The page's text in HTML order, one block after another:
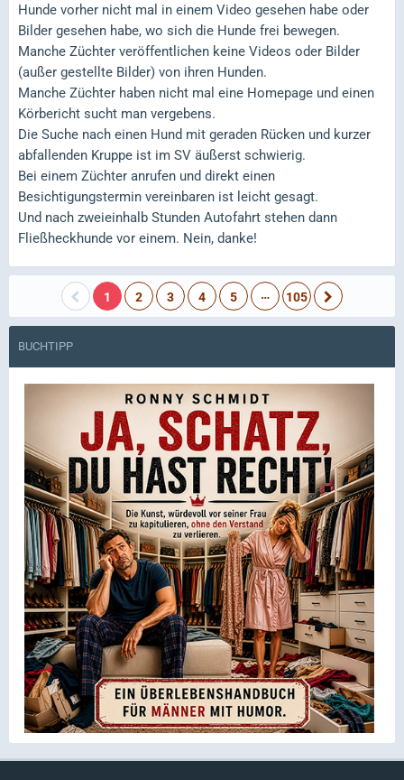
Hunde vorher nicht mal in einem Video gesehen habe oder
Bilder gesehen habe, wo sich die Hunde frei bewegen.
Manche Züchter veröffentlichen keine Videos oder Bilder
(außer gestellte Bilder) von ihren Hunden.
Manche Züchter haben nicht mal eine Homepage und einen
Körbericht sucht man vergebens.
Die Suche nach einen Hund mit geraden Rücken und kurzer
abfallenden Kruppe ist im SV äußerst schwierig.
Bei einem Züchter anrufen und direkt einen
Besichtigungstermin vereinbaren ist leicht gesagt.
Und nach zweieinhalb Stunden Autofahrt stehen dann
Fließheckhunde vor einem. Nein, danke!
1 2 3 4 5 … 105
BUCHTIPP